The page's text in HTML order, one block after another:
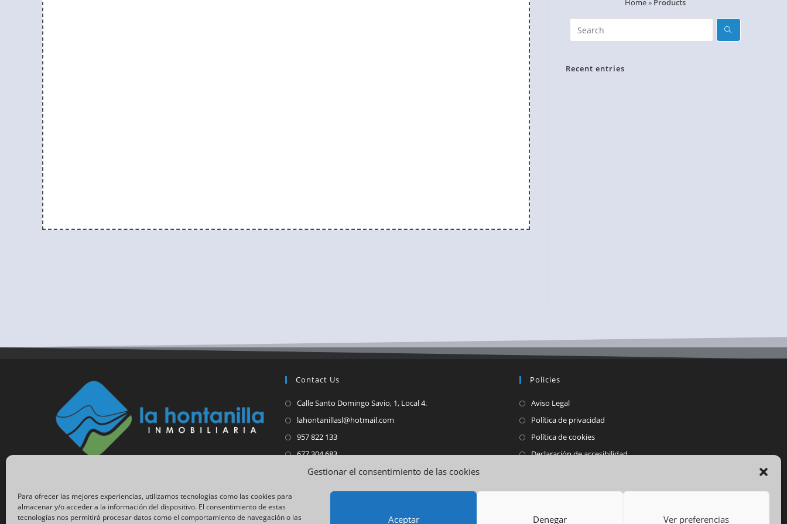
Gestionar el consentimiento de las cookies
Para ofrecer las mejores experiencias, utilizamos tecnologías como las cookies para
almacenar y/o acceder a la información del dispositivo. El consentimiento de estas
tecnologías nos permitirá procesar datos como el comportamiento de navegación o las
Aceptar Denegar Ver preferencias
Home» Products
Recent entries
Contact Us
Calle Santo Domingo Savio, 1, Local 4.
lahontanillasl@hotmail.com
957 822 133
677 304 683
601 172 817
Síguenos
Policies
Aviso Legal
Política de privacidad
Política de cookies
Declaración de accesibilidad